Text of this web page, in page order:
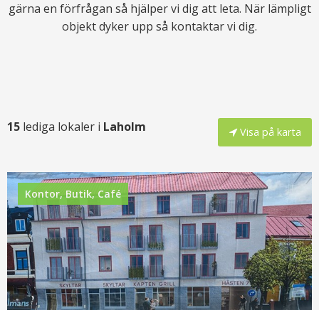
gärna en förfrågan så hjälper vi dig att leta. När lämpligt
objekt dyker upp så kontaktar vi dig.
15 lediga lokaler i Laholm Visa på karta
Kontor, Butik, Café